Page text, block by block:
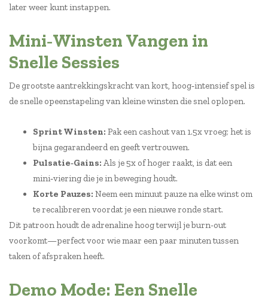
later weer kunt instappen.
Mini‑Winsten Vangen in
Snelle Sessies
De grootste aantrekkingskracht van kort, hoog‑intensief spel is
de snelle opeenstapeling van kleine winsten die snel oplopen.
Sprint Winsten: Pak een cashout van 1.5x vroeg; het is
bijna gegarandeerd en geeft vertrouwen.
Pulsatie‑Gains: Als je 5x of hoger raakt, is dat een
mini‑viering die je in beweging houdt.
Korte Pauzes: Neem een minuut pauze na elke winst om
te recalibreren voordat je een nieuwe ronde start.
Dit patroon houdt de adrenaline hoog terwijl je burn-out
voorkomt—perfect voor wie maar een paar minuten tussen
taken of afspraken heeft.
Demo Mode: Een Snelle